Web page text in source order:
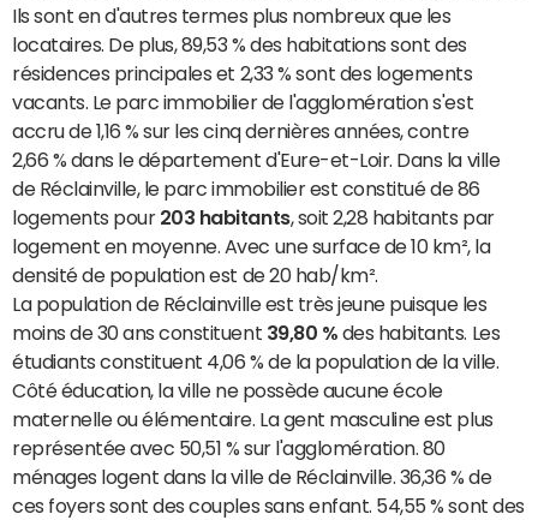
Ils sont en d'autres termes plus nombreux que les
locataires. De plus, 89,53 % des habitations sont des
résidences principales et 2,33 % sont des logements
vacants. Le parc immobilier de l'agglomération s'est
accru de 1,16 % sur les cinq dernières années, contre
2,66 % dans le département d'Eure-et-Loir. Dans la ville
de Réclainville, le parc immobilier est constitué de 86
logements pour 203 habitants, soit 2,28 habitants par
logement en moyenne. Avec une surface de 10 km², la
densité de population est de 20 hab/km².
La population de Réclainville est très jeune puisque les
moins de 30 ans constituent 39,80 % des habitants. Les
étudiants constituent 4,06 % de la population de la ville.
Côté éducation, la ville ne possède aucune école
maternelle ou élémentaire. La gent masculine est plus
représentée avec 50,51 % sur l'agglomération. 80
ménages logent dans la ville de Réclainville. 36,36 % de
ces foyers sont des couples sans enfant. 54,55 % sont des